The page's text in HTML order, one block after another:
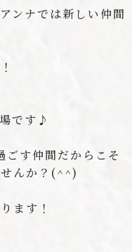
ンナでは新しい仲間
です♪
ごす仲間だからこそ
んか？(^^)
ます！